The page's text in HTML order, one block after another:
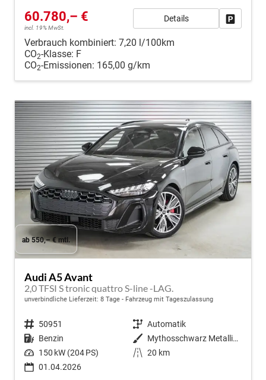
60.780,– €
incl. 19% MwSt.
Details
Verbrauch kombiniert: 7,20 l/100km
CO2-Klasse: F
CO2-Emissionen: 165,00 g/km
ab 550,– € mtl.
Audi A5 Avant
2,0 TFSI S tronic quattro S-line -LAG.
unverbindliche Lieferzeit: 8 Tage Fahrzeug mit Tageszulassung
Fahrzeugnr. 50951 Getriebe Automatik
Kraftstoff Benzin Außenfarbe
Mythosschwarz Metallic (0E)
Leistung 150 kW (204 PS) Kilometerstand 20 km
01.04.2026